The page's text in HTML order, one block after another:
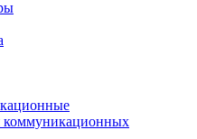
коммуникационных